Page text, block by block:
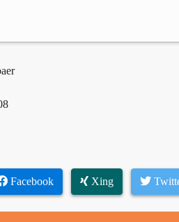
Facebook Xing